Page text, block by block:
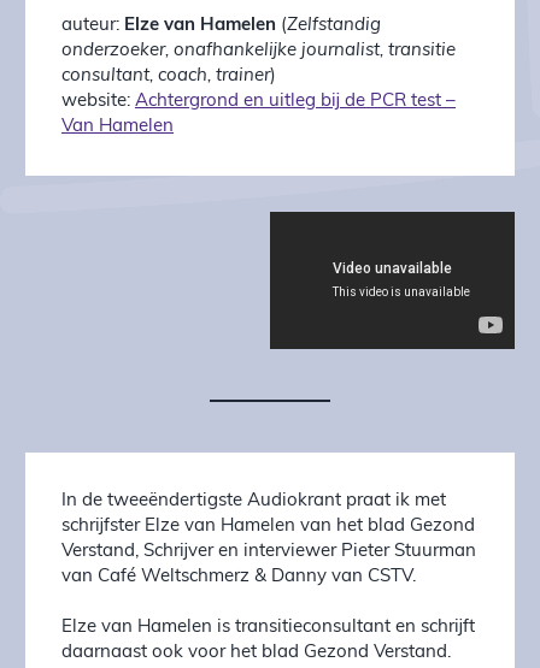
auteur: Elze van Hamelen (Zelfstandig
onderzoeker, onafhankelijke journalist, transitie
consultant, coach, trainer)
website: Achtergrond en uitleg bij de PCR test –
Van Hamelen
In de tweeëndertigste Audiokrant praat ik met
schrijfster Elze van Hamelen van het blad Gezond
Verstand, Schrijver en interviewer Pieter Stuurman
van Café Weltschmerz & Danny van CSTV.
Elze van Hamelen is transitieconsultant en schrijft
daarnaast ook voor het blad Gezond Verstand.